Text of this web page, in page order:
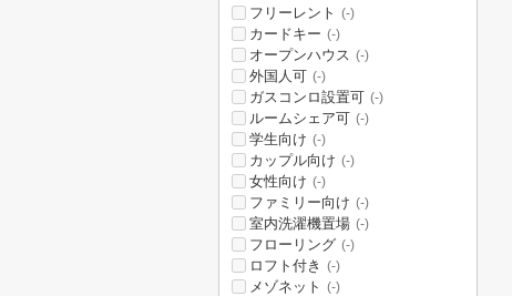
フリーレント (-)
カードキー (-)
オープンハウス (-)
外国人可 (-)
ガスコンロ設置可 (-)
ルームシェア可 (-)
学生向け (-)
カップル向け (-)
女性向け (-)
ファミリー向け (-)
室内洗濯機置場 (-)
フローリング (-)
ロフト付き (-)
メゾネット (-)